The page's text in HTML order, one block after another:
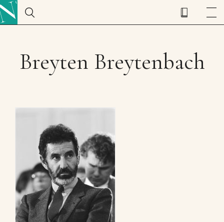
Breyten Breytenbach